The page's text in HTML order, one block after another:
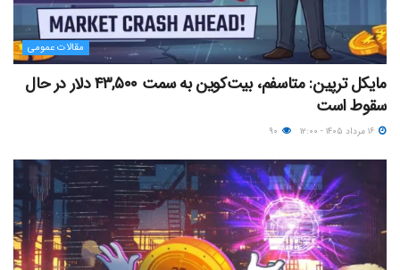
مقالات عمومی
مایکل ترپین: متاسفم، بیت‌کوین به سمت ۴۳,۵۰۰ دلار در حال
سقوط است